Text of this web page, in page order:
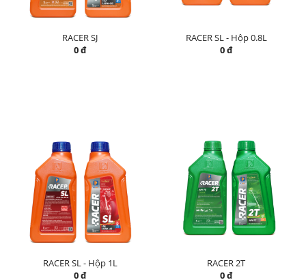
RACER SJ
0 đ
RACER SL - Hộp 0.8L
0 đ
RACER SL - Hộp 1L
0 đ
RACER 2T
0 đ